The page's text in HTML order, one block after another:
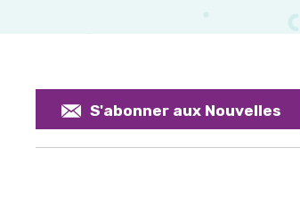
S'abonner aux Nouvelles